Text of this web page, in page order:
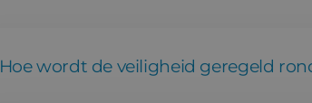
Hoe wordt de veiligheid geregeld